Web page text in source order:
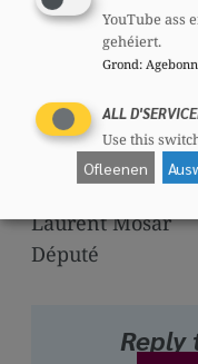
attrayante ?
l’expression de
Laurent Mosar
Député
YouTube ass
gehéiert.
Grond:
ALL
Use this
Ofleenen